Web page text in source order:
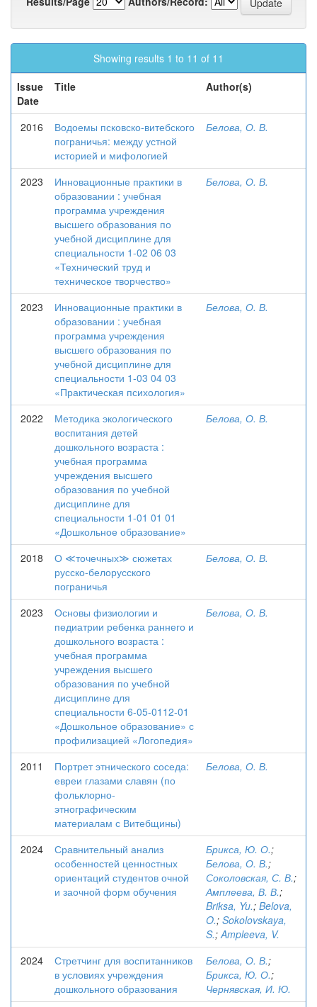
Showing results 1 to 11 of 11
Issue
Date
Title Author(s)
2016
Водоемы псковско-витебского
пограничья: между устной
историей и мифологией
Белова, О. В.
2023
Инновационные практики в
образовании : учебная
программа учреждения
высшего образования по
учебной дисциплине для
специальности 1-02 06 03
«Технический труд и
техническое творчество»
Белова, О. В.
2023
Инновационные практики в
образовании : учебная
программа учреждения
высшего образования по
учебной дисциплине для
специальности 1-03 04 03
«Практическая психология»
Белова, О. В.
2022
Методика экологического
воспитания детей
дошкольного возраста :
учебная программа
учреждения высшего
образования по учебной
дисциплине для
специальности 1-01 01 01
«Дошкольное образование»
Белова, О. В.
2018
О ≪точечных≫ сюжетах
русско-белорусского
пограничья
Белова, О. В.
2023
Основы физиологии и
педиатрии ребенка раннего и
дошкольного возраста :
учебная программа
учреждения высшего
образования по учебной
дисциплине для
специальности 6-05-0112-01
«Дошкольное образование» с
профилизацией «Логопедия»
Белова, О. В.
2011
Портрет этнического соседа:
евреи глазами славян (по
фольклорно-
этнографическим
материалам с Витебщины)
Белова, О. В.
2024
Сравнительный анализ
особенностей ценностных
ориентаций студентов очной
и заочной форм обучения
Брикса, Ю. О.;
Белова, О. В.;
Соколовская, С. В.;
Амплеева, В. В.;
Briksa, Yu.; Belova,
O.; Sokolovskaya,
S.;Ampleeva, V.
2024
Стретчинг для воспитанников
в условиях учреждения
дошкольного образования
Белова, О. В.;
Брикса, Ю. О.;
Чернявская, И. Ю.